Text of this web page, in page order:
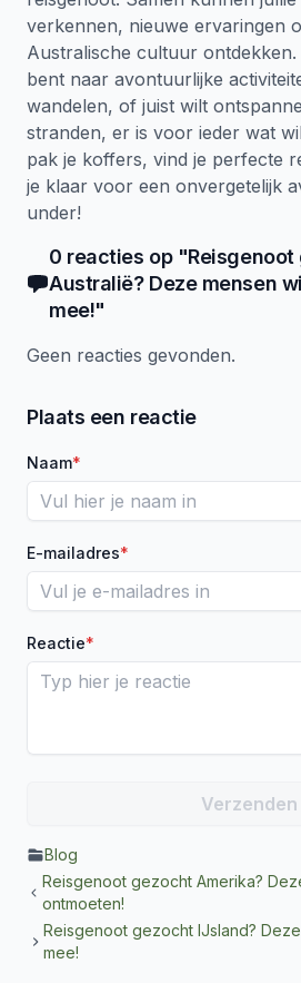
verkennen, nieuwe ervaringen
Australische cultuur
bent naar avontuurlijke
wandelen, of juist wilt
stranden, er is voor ieder wat
pak je koffers, vind je perfecte
je klaar voor een onvergetelijk
under!
0 reacties op "
Australië? Deze mensen
mee!"
Geen reacties gevonden.
Plaats een reactie
Naam*
E-mailadres*
Reactie*
Blog
Reisgenoot gezocht Amerika?
ontmoeten!
Reisgenoot gezocht IJsland?
mee!